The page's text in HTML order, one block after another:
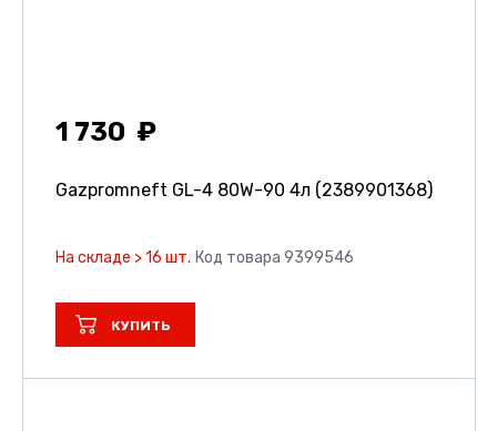
1 730
Gazpromneft GL-4 80W-90 4л (2389901368)
На складе > 16 шт. Код товара 9399546
КУПИТЬ